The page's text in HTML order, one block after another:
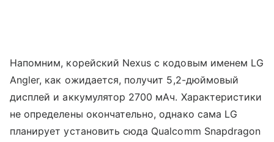
Напомним, корейский Nexus с кодовым именем LG
Angler, как ожидается, получит 5,2-дюймовый
дисплей и аккумулятор 2700 мАч. Характеристики
не определены окончательно, однако сама LG
планирует установить сюда Qualcomm Snapdragon